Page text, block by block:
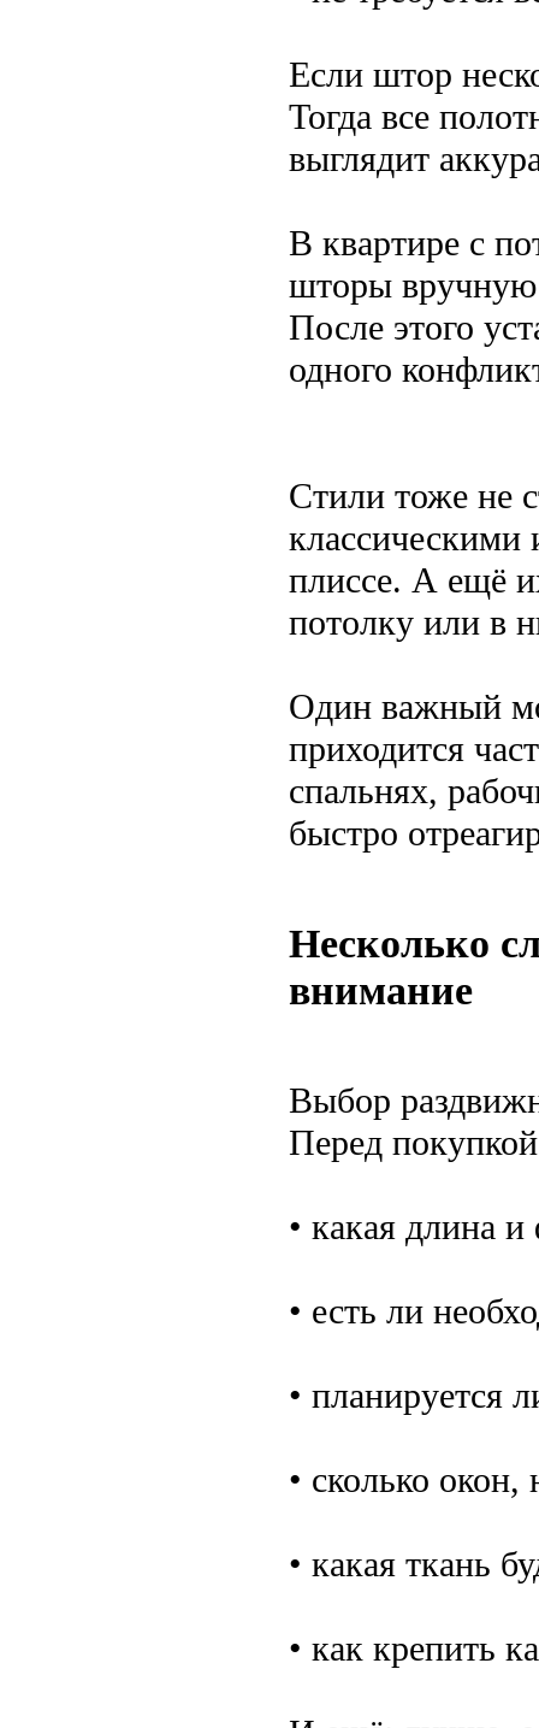
Если штор
Тогда все
выглядит
В квартире с
шторы
После этого
одного
Стили тоже не
плиссе. А ещё
потолку или в
Один важный
приходится
спальнях,
быстро
Несколько
внимание
Выбор
Перед покупкой
• какая длина
• есть ли
• планируется
• сколько
• какая ткань
• как крепить